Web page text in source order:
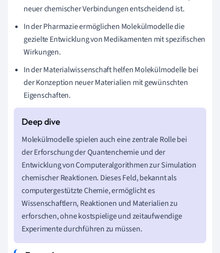
neuer chemischer Verbindungen entscheidend ist.
In der Pharmazie ermöglichen Molekülmodelle die
gezielte Entwicklung von Medikamenten mit spezifischen
Wirkungen.
In der Materialwissenschaft helfen Molekülmodelle bei
der Konzeption neuer Materialien mit gewünschten
Eigenschaften.
Molekülmodelle spielen auch eine zentrale Rolle bei
der Erforschung der Quantenchemie und der
Entwicklung von Computeralgorithmen zur Simulation
chemischer Reaktionen. Dieses Feld, bekannt als
computergestützte Chemie, ermöglicht es
Wissenschaftlern, Reaktionen und Materialien zu
erforschen, ohne kostspielige und zeitaufwendige
Experimente durchführen zu müssen.